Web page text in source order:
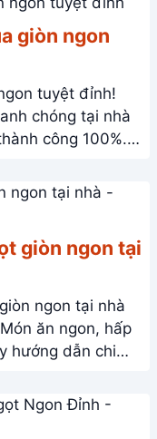
giòn ngon
tuyệt đỉnh!
chóng tại nhà
công 100%.
giòn ngon tại
ngon tại nhà